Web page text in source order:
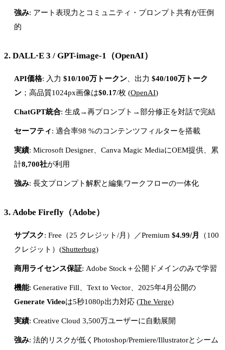
強み: アート表現力とコミュニティ・プロンプト共有が圧倒
的
2. DALL·E 3 / GPT-image-1 （OpenAI）
API価格: 入力 $10/100万トークン 、出力 $40/100万トーク
ン ；高品質1024px画像は$0.17/枚 (OpenAI)
ChatGPT統合: 生成→再プロンプト→部分修正を対話で完結
セーフティ: 適合率98 %のコンテンツフィルターを搭載
実績: Microsoft Designer、Canva Magic MediaにOEM提供、累
計8,700社が利用
強み: 長文プロンプト解釈と編集ワークフローの一体化
3. Adobe Firefly （Adobe）
サブスク: Free（25 クレジット/月）／Premium $4.99/月
（100
クレジット）(Shutterbug)
商用ライセンス保証: Adobe Stock＋公開ドメインのみで学習
機能: Generative Fill、Text to Vector、2025年4月公開の
Generate Videoは5秒1080p出力対応 (The Verge)
実績: Creative Cloud 3,500万ユーザーに自動展開
強み: 法的リスクが低くPhotoshop/Premiere/Illustratorとシーム